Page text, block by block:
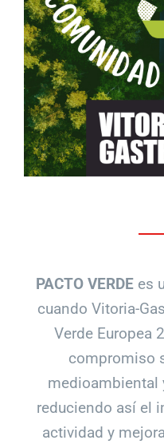
PACTO VERDEes
cuando Vitoria-
Verde Europea
compromiso
medioambiental
reduciendo así el
actividad y